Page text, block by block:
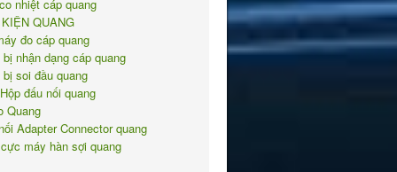
nhiệt cáp quang
QUANG
đo cáp quang
nhận dạng cáp quang
soi đầu quang
đấu nối quang
Quang
Adapter Connector quang
máy hàn sợi quang